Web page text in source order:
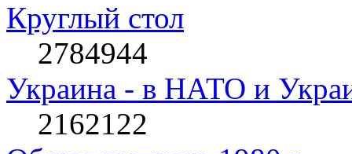
Круглый стол
2784944
Украина - в НАТО и
2162122